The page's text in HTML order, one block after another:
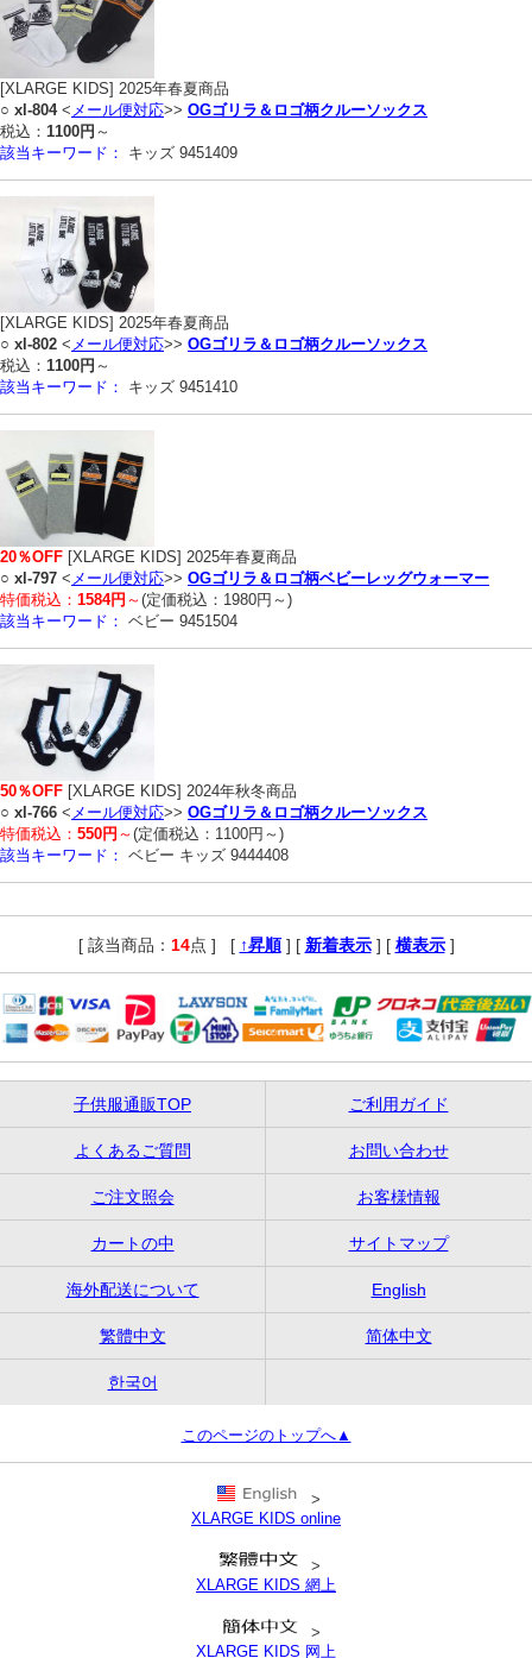
[XLARGE KIDS] 2025年春夏商品
○ xl-804< メール便対応>> OGゴリラ＆ロゴ柄クルーソックス
税込： 1100円 ～
該当キーワード：
キッズ 9451409
[XLARGE KIDS] 2025年春夏商品
○ xl-802 < メール便対応>> OGゴリラ＆ロゴ柄クルーソックス
税込： 1100円 ～
該当キーワード：
キッズ 9451410
20％OFF [XLARGE KIDS] 2025年春夏商品
○ xl-797 < メール便対応>> OGゴリラ＆ロゴ柄ベビーレッグウォーマー
特価税込： 1584円 ～(定価税込：1980円～)
該当キーワード： ベビー 9451504
50％OFF [XLARGE KIDS] 2024年秋冬商品
○ xl-766 < メール便対応>> OGゴリラ＆ロゴ柄クルーソックス
特価税込： 550円 ～(定価税込：1100円～)
該当キーワード： ベビー キッズ 9444408
[ 該当商品： 14点 ] [ ↑昇順 ] [ 新着表示 ] [ 横表示 ]
子供服通販TOP ご利用ガイド
よくあるご質問 お問い合わせ
ご注文照会 お客様情報
カートの中 サイトマップ
海外配送について English
繁體中文 简体中文
한국어
このページのトップへ▲
>
XLARGE KIDS online
>
XLARGE KIDS 網上
>
XLARGE KIDS 网上